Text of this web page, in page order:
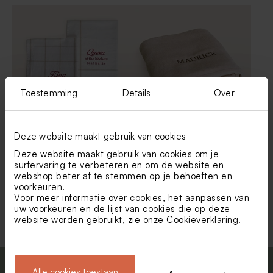
Toestemming Details Over
Deze website maakt gebruik van cookies
Deze website maakt gebruik van cookies om je
surfervaring te verbeteren en om de website en
webshop beter af te stemmen op je behoeften en
voorkeuren.
Voor meer informatie over cookies, het aanpassen van
uw voorkeuren en de lijst van cookies die op deze
website worden gebruikt, zie onze Cookieverklaring.
Set van 2 geborduurde
keukenhanddoeken met
eigen tekst
Nougat babydekentje van
geborduurd
Toon meer